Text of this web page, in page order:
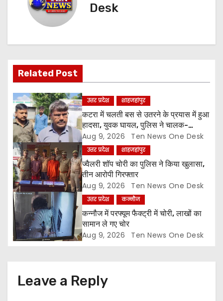
v
i
g
a
t
i
o
n
Desk
Related Post
उत्तर प्रदेश शाहजहांपुर
कटरा में चलती बस से उतरने के प्रयास में हुआ
हादसा, युवक घायल, पुलिस ने चालक-
परिचालक को पूंछताछ के लिए हिरासत में लिया
Aug 9, 2026 Ten News One Desk
उत्तर प्रदेश शाहजहांपुर
ज्वैलरी शॉप चोरी का पुलिस ने किया खुलासा,
तीन आरोपी गिरफ्तार
Aug 9, 2026 Ten News One Desk
उत्तर प्रदेश कन्नौज
कन्नौज में परफ्यूम फैक्ट्री में चोरी, लाखों का
सामान ले गए चोर
Aug 9, 2026 Ten News One Desk
Leave a Reply